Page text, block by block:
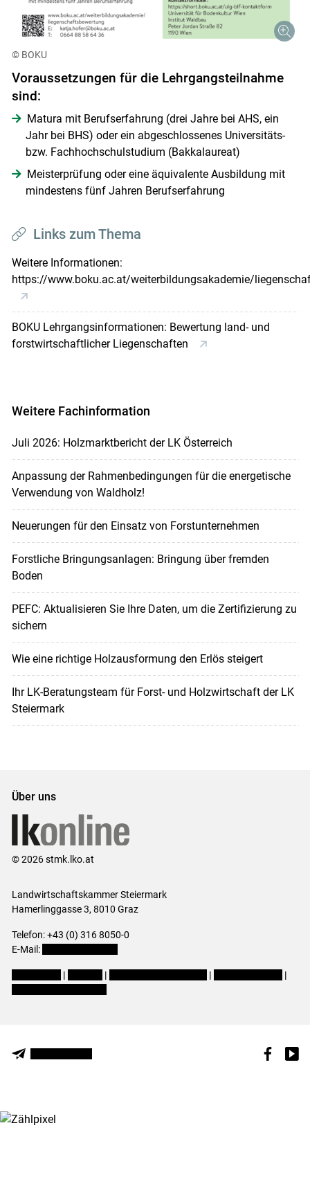
© BOKU
Voraussetzungen für die Lehrgangsteilnahme
sind:
Matura mit Berufserfahrung (drei Jahre bei AHS, ein
Jahr bei BHS) oder ein abgeschlossenes Universitäts-
bzw. Fachhochschulstudium (Bakkalaureat)
Meisterprüfung oder eine äquivalente Ausbildung mit
mindestens fünf Jahren Berufserfahrung
Links zum Thema
Weitere Informationen:
https://www.boku.ac.at/weiterbildungsakademie/
BOKU Lehrgangsinformationen: Bewertung land- und
forstwirtschaftlicher Liegenschaften
Weitere Fachinformation
Juli 2026: Holzmarktbericht der LK Österreich
Anpassung der Rahmenbedingungen für die energetische
Verwendung von Waldholz!
Neuerungen für den Einsatz von Forstunternehmen
Forstliche Bringungsanlagen: Bringung über fremden
Boden
PEFC: Aktualisieren Sie Ihre Daten, um die Zertifizierung zu
sichern
Wie eine richtige Holzausformung den Erlös steigert
Ihr LK-Beratungsteam für Forst- und Holzwirtschaft der LK
Steiermark
Über uns
© 2026 stmk.lko.at
Landwirtschaftskammer Steiermark
Hamerlinggasse 3, 8010 Graz
Telefon: +43 (0) 316 8050-0
E-Mail:
| | |
|